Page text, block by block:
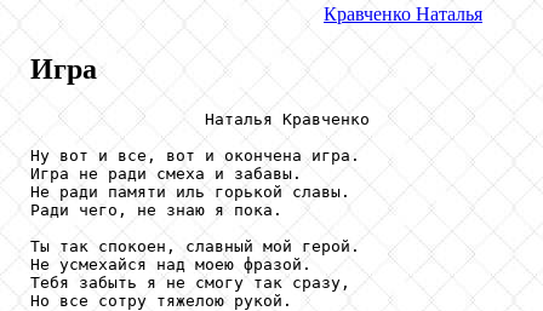
Кравченко Наталья
Игра
                  Наталья Кравченко
Ну вот и все, вот и окончена игра.
Игра не ради смеха и забавы.
Не ради памяти иль горькой славы.
Ради чего, не знаю я пока.
Ты так спокоен, славный мой герой.
Не усмехайся над моею фразой.
Тебя забыть я не смогу так сразу,
Но все сотру тяжелою рукой.